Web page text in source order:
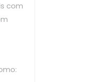
com